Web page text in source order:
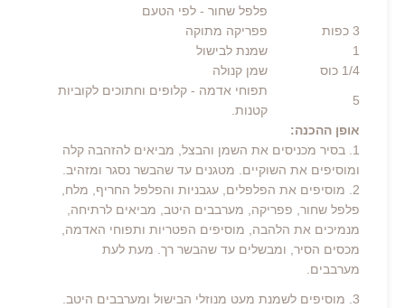
פלפל שחור - לפי הטעם
3 כפות
פפריקה מתוקה
1
שמנת לבישול
1/4 כוס שמן קנולה
5
תפוחי אדמה - קלופים וחתוכים לקוביות
קטנות.
אופן ההכנה:
1. בסיר מכניסים את השמן והבצל, מביאים להזהבה קלה
ומוסיפים את השוקיים. מטגנים עד שהבשר נסגר ומזהיב.
2. מוסיפים את הפלפלים, עגבניות והפלפל החריף, מלח,
פלפל שחור, פפריקה, מערבבים היטב, מביאים לרתיחה,
מנמיכים את הלהבה, מוסיפים הפטריות ותפוחי האדמה,
מכסים הסיר, ומבשלים עד שהבשר רך. מעת לעת
מערבבים.
3. מוסיפים לשמנת מעט מנוזלי הבישול ומערבבים היטב.